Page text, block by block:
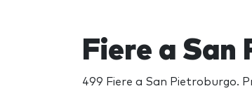
Fiere a
499 Fiere a San Pietroburgo.